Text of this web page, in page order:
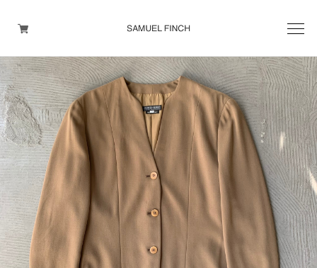
Men's
Maison Martin Margiela
Helmut Lang
Yohji Yamamoto
Other brands